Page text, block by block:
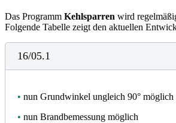
Das Programm Kehlsparren wird
Folgende Tabelle zeigt den aktuellen
16/05.1
• nun Grundwinkel ungleich 90° möglich
• nun Brandbemessung möglich